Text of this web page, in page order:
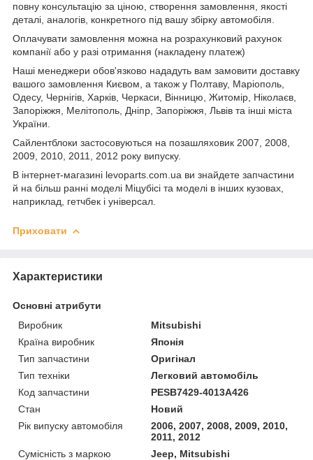
повну консультацію за ціною, створення замовлення, якості
деталі, аналогів, конкретного під вашу збірку автомобіля.
Оплачувати замовлення можна на розрахунковий рахунок
компанії або у разі отримання (накладену платеж)
Наші менеджери обов'язково нададуть вам замовити доставку
вашого замовлення Києвом, а також у Полтаву, Маріополь,
Одесу, Чернігів, Харків, Черкаси, Вінницю, Житомір, Ніколаєв,
Запоріжжя, Мелітополь, Дніпр, Запоріжжя, Львів та інші міста
України.
Сайлентблоки застосовуються на позашляховик 2007, 2008,
2009, 2010, 2011, 2012 року випуску.
В інтернет-магазині levoparts.com.ua ви знайдете запчастини
й на більш ранні моделі Міцубісі та моделі в інших кузовах,
наприклад, гетчбек і універсал.
Приховати
Характеристики
Основні атрибути
Виробник
Mitsubishi
Країна виробник
Японія
Тип запчастини
Оригінал
Тип техніки
Легковий автомобіль
Код запчастини
PESB7429-4013A426
Стан
Новий
Рік випуску автомобіля
2006, 2007, 2008, 2009, 2010,
2011, 2012
Сумісність з маркою
Jeep, Mitsubishi